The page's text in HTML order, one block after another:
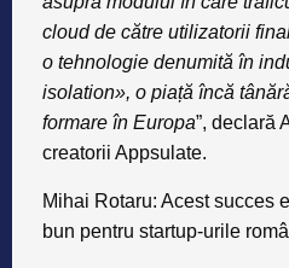
cloud de către utilizatorii
o tehnologie denumită în
isolation», o piață încă
formare în Europa”, declară
creatorii Appsulate.
Mihai Rotaru: Acest succes
bun pentru startup-urile